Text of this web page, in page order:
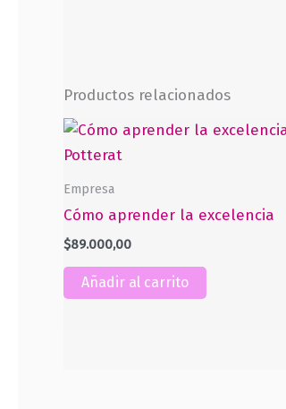
Productos relacionados
Empresa
Cómo aprender la excelencia
$89.000,00
Añadir al carrito